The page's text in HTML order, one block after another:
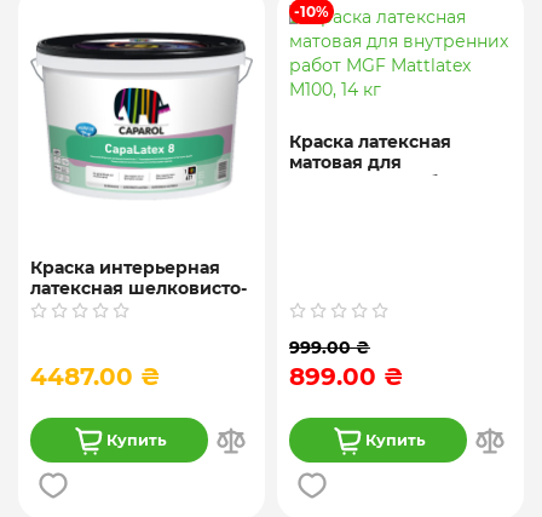
Краска интерьерная
латексная шелковисто-
матовая Caparol
4487.00 ₴
Купить
-10%
Краска латексная
матовая для
внутренних работ MGF
999.00 ₴
899.00 ₴
Купить